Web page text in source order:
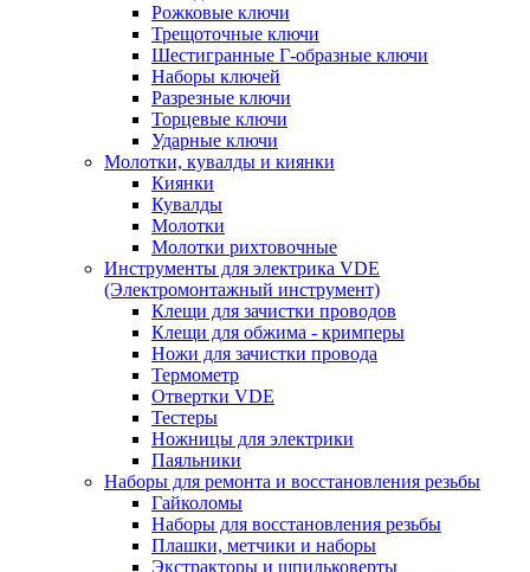
Рожковые ключи
Трещоточные ключи
Шестигранные Г-образные ключи
Наборы ключей
Разрезные ключи
Торцевые ключи
Ударные ключи
Молотки, кувалды и киянки
Киянки
Кувалды
Молотки
Молотки рихтовочные
Инструменты для электрика VDE
(Электромонтажный инструмент)
Клещи для зачистки проводов
Клещи для обжима - кримперы
Ножи для зачистки провода
Термометр
Отвертки VDE
Тестеры
Ножницы для электрики
Паяльники
Наборы для ремонта и восстановления резьбы
Гайколомы
Наборы для восстановления резьбы
Плашки, метчики и наборы
Экстракторы и шпильковерты